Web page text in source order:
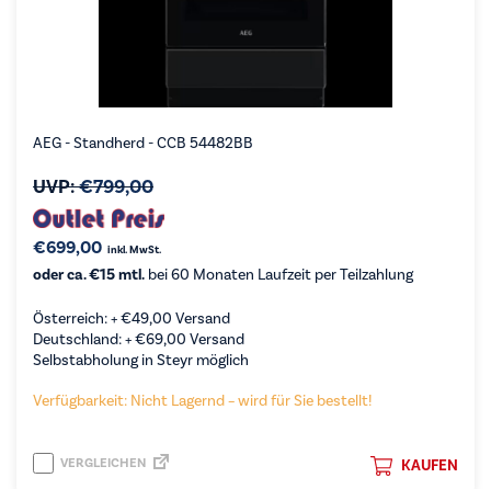
AEG - Standherd - CCB 54482BB
UVP:€799,00
€699,00 inkl. MwSt.
oder ca. €15 mtl. bei 60 Monaten Laufzeit per Teilzahlung
Österreich: +€49,00 Versand
Deutschland: +€69,00 Versand
Selbstabholung in Steyr möglich
Verfügbarkeit: Nicht Lagernd – wird für Sie bestellt!
KAUFEN
VERGLEICHEN